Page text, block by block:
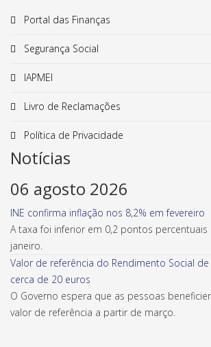
Portal das Finanças
Segurança Social
IAPMEI
Livro de Reclamações
Política de Privacidade
Notícias
06 agosto 2026
INE confirma inflação nos 8,2% em fevereiro
A taxa foi inferior em 0,2 pontos
janeiro.
Valor de referência do Rendimento Social
cerca de 20 euros
O Governo espera que as pessoas
valor de referência a partir de março.